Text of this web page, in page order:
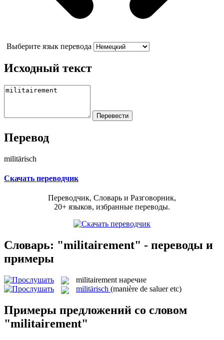
Выберите язык перевода
Исходный текст
Перевод
militärisch
Скачать переводчик
Переводчик, Словарь и Разговорник,
20+ языков, избранные переводы.
Словарь: "militairement" - переводы и
примеры
militairement наречие
militärisch (manière de saluer etc)
Примеры предложений со словом
"militairement"